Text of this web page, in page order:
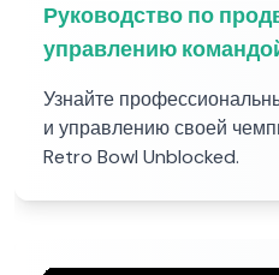
Руководство по
управлению
Узнайте
и управлению своей
Retro Bowl Unblocked.